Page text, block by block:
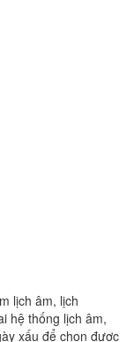
lịch âm, lịch
hệ thống lịch âm,
xấu để chọn được